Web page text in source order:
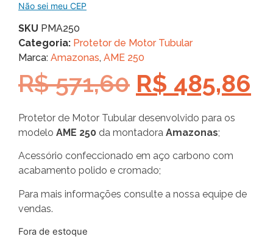
Não sei meu CEP
SKU PMA250
Categoria: Protetor de Motor Tubular
Marca: Amazonas, AME 250
R$571,60 R$ 485,86
Protetor de Motor Tubular desenvolvido para os
modelo AME 250 da montadora Amazonas;
Acessório confeccionado em aço carbono com
acabamento polido e cromado;
Para mais informações consulte a nossa equipe de
vendas.
Fora de estoque